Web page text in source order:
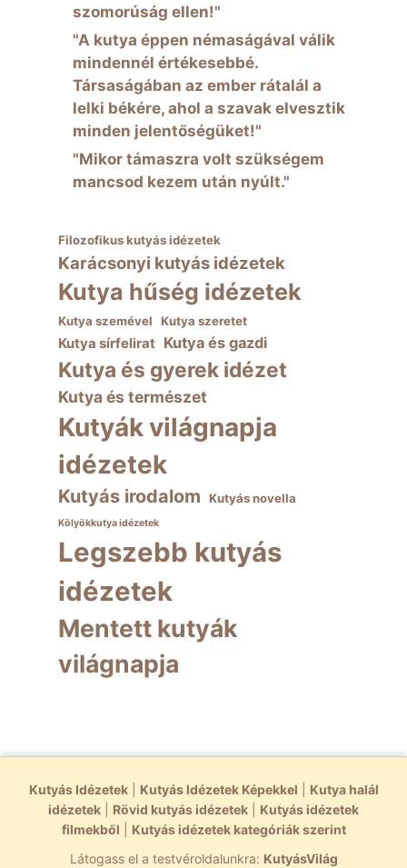
szomorúság ellen!"
"A kutya éppen némaságával válik
mindennél értékesebbé.
Társaságában az ember rátalál a
lelki békére, ahol a szavak elvesztik
minden jelentőségüket!"
"Mikor támaszra volt szükségem
mancsod kezem után nyúlt."
Filozofikus kutyás idézetek
Karácsonyi kutyás idézetek
Kutya hűség idézetek
Kutya szemével Kutya szeretet
Kutya sírfelirat Kutya és gazdi
Kutya és gyerek idézet
Kutya és természet
Kutyák világnapja
idézetek
Kutyás irodalom Kutyás novella
Kölyökkutya idézetek
Legszebb kutyás
idézetek
Mentett kutyák
világnapja
Kutyás Idézetek| Kutyás Idézetek Képekkel
Kutya halál
idézetek
Rövid kutyás idézetek
Kutyás idézetek
filmekből
Kutyás idézetek kategóriák szerint
Látogass el a testvéroldalunkra: KutyásVilág